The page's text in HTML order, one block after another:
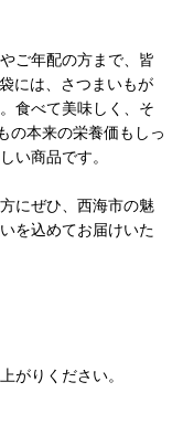
ご年配の方まで、皆
には、さつまいもが
食べて美味しく、そ
の本来の栄養価もしっ
い商品です。
にぜひ、西海市の魅
を込めてお届けいた
がりください。